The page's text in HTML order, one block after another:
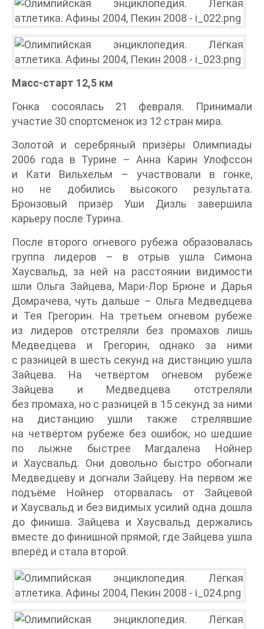
Масс-старт 12,5 км
Гонка сосоялась 21 февраля. Принимали
участие 30 спортсменок из 12 стран мира.
Золотой и серебряный призёры Олимпиады
2006 года в Турине – Анна Карин Улофссон
и Кати Вильхельм – участвовали в гонке,
но не добились высокого результата.
Бронзовый призёр Уши Дизль завершила
карьеру после Турина.
После второго огневого рубежа образовалась
группа лидеров – в отрыв ушла Симона
Хаусвальд, за ней на расстоянии видимости
шли Ольга Зайцева, Мари-Лор Брюне и Дарья
Домрачева, чуть дальше – Ольга Медведцева
и Тея Грегорин. На третьем огневом рубеже
из лидеров отстреляли без промахов лишь
Медведцева и Грегорин, однако за ними
с разницей в шесть секунд на дистанцию ушла
Зайцева. На четвёртом огневом рубеже
Зайцева и Медведцева отстреляли
без промаха, но с разницей в 15 секунд за ними
на дистанцию ушли также стрелявшие
на четвёртом рубеже без ошибок, но шедшие
по лыжне быстрее Магдалена Нойнер
и Хаусвальд. Они довольно быстро обогнали
Медведцеву и догнали Зайцеву. На первом же
подъёме Нойнер оторвалась от Зайцевой
и Хаусвальд и без видимых усилий одна дошла
до финиша. Зайцева и Хаусвальд держались
вместе до финишной прямой, где Зайцева ушла
вперёд и стала второй.